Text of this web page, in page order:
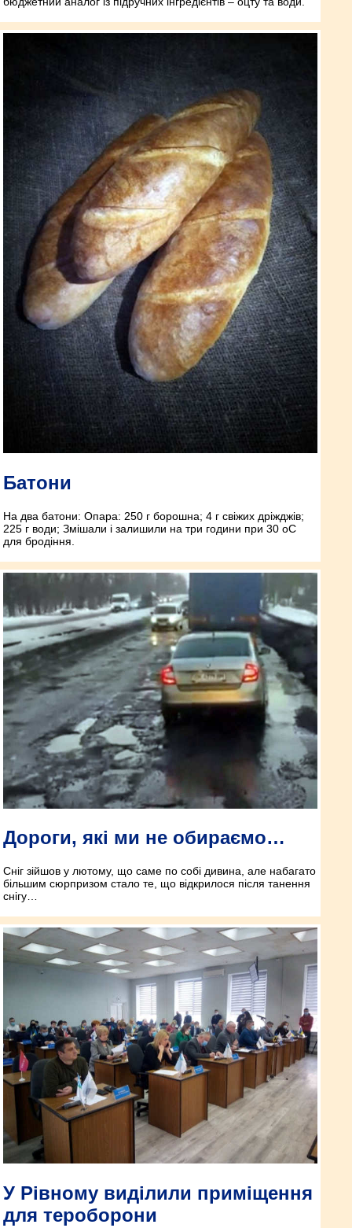
Батони
На два батони: Опара: 250 г борошна; 4 г свіжих дріжджів;
225 г води; Змішали і залишили на три години при 30 оС
для бродіння.
Дороги, які ми не обираємо…
Сніг зійшов у лютому, що саме по собі дивина, але набагато
більшим сюрпризом стало те, що відкрилося після танення
снігу…
У Рівному виділили приміщення
для тероборони